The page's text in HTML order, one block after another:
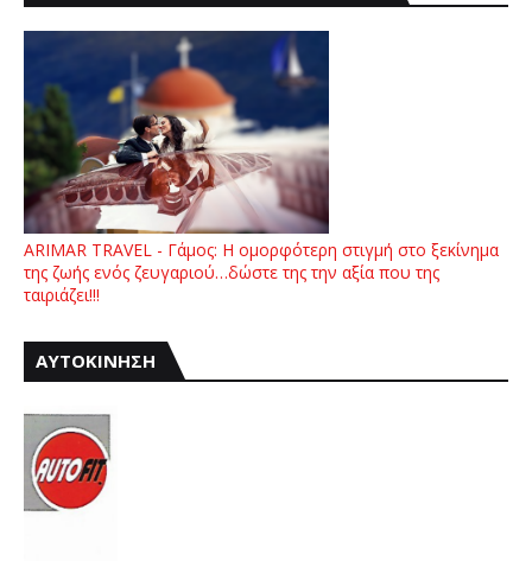
ARIMAR TRAVEL - Γάμος: Η ομορφότερη στιγμή στο ξεκίνημα
της ζωής ενός ζευγαριού…δώστε της την αξία που της
ταιριάζει!!!
ΑΥΤΟΚΙΝΗΣΗ